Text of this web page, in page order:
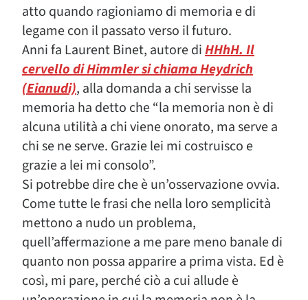
atto quando ragioniamo di memoria e di
legame con il passato verso il futuro.
Anni fa Laurent Binet, autore diHHhH. Il
cervello di Himmler si chiama Heydrich
(Eianudi), alla domanda a chi servisse la
memoria ha detto che “la memoria non è di
alcuna utilità a chi viene onorato, ma serve a
chi se ne serve. Grazie lei mi costruisco e
grazie a lei mi consolo”.
Si potrebbe dire che è un’osservazione ovvia.
Come tutte le frasi che nella loro semplicità
mettono a nudo un problema,
quell’affermazione a me pare meno banale di
quanto non possa apparire a prima vista. Ed è
così, mi pare, perché ciò a cui allude è